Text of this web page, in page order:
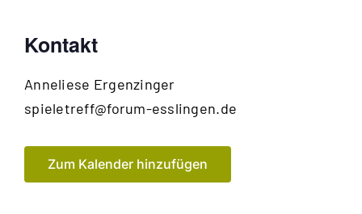
Kontakt
Anneliese Ergenzinger
E-
spieletreff@forum-esslingen.de
Zum Kalender hinzufügen